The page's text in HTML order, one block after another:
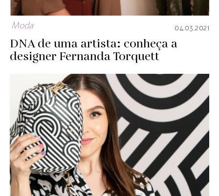
Moda 04.03.2021
DNA de uma artista: conheça a
designer Fernanda Torquett